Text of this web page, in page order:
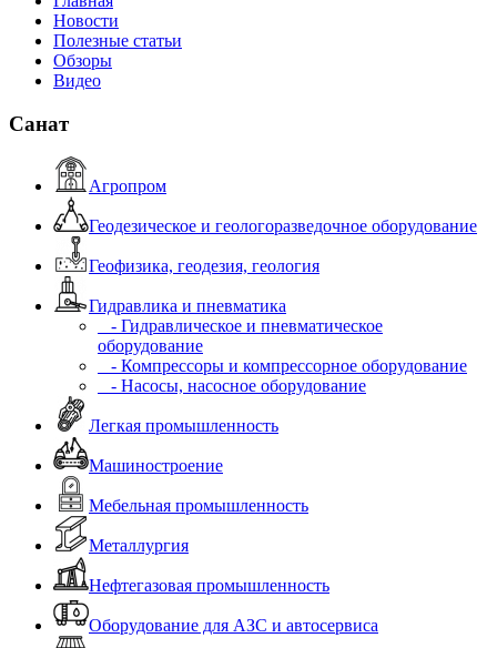
Новости
Полезные статьи
Обзоры
Видео
Санат
Агропром
Геодезическое и геологоразведочное оборудование
Геофизика, геодезия, геология
Гидравлика и пневматика
- Гидравлическое и пневматическое
оборудование
- Компрессоры и компрессорное оборудование
- Насосы, насосное оборудование
Легкая промышленность
Машиностроение
Мебельная промышленность
Металлургия
Нефтегазовая промышленность
Оборудование для АЗС и автосервиса